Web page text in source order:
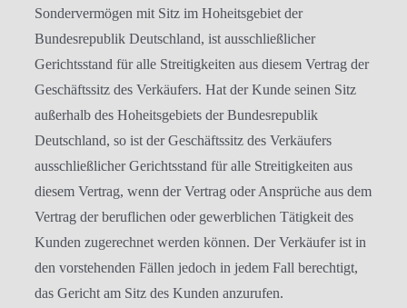
Sondervermögen mit Sitz im Hoheitsgebiet der
Bundesrepublik Deutschland, ist ausschließlicher
Gerichtsstand für alle Streitigkeiten aus diesem Vertrag der
Geschäftssitz des Verkäufers. Hat der Kunde seinen Sitz
außerhalb des Hoheitsgebiets der Bundesrepublik
Deutschland, so ist der Geschäftssitz des Verkäufers
ausschließlicher Gerichtsstand für alle Streitigkeiten aus
diesem Vertrag, wenn der Vertrag oder Ansprüche aus dem
Vertrag der beruflichen oder gewerblichen Tätigkeit des
Kunden zugerechnet werden können. Der Verkäufer ist in
den vorstehenden Fällen jedoch in jedem Fall berechtigt,
das Gericht am Sitz des Kunden anzurufen.